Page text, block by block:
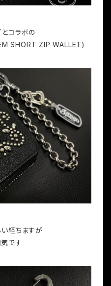
コラボの
SHORT ZIP WALLET)
経ちますが
です